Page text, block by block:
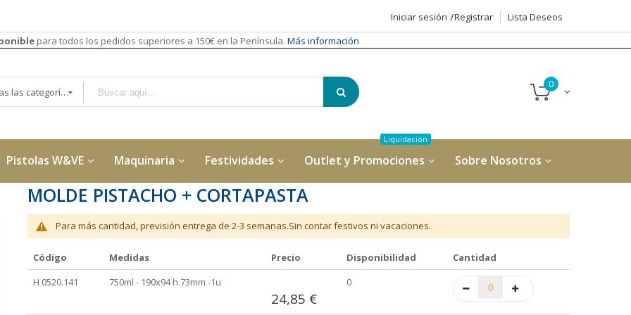
Iniciar sesión Registrar
Lista Deseos
para todos los pedidos superiores a 150€ en la Península. Más información
Todas las categorías
Pistolas W&VE Maquinaria Festividades Outlet y Promociones Sobre Nosotros
MOLDE PISTACHO + CORTAPASTA
Para más cantidad, previsión entrega de 2-3 semanas.Sin contar festivos ni vacaciones.
Elementos
Código Medidas Precio Disponibilidad
Cantidad
H 0520.141
750ml - 190x94 h.73mm -1u
24,85 €
0